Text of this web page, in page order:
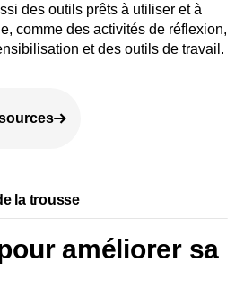
des outils prêts à utiliser et à
comme des activités de réflexion,
et des outils de travail.
la trousse
améliorer sa